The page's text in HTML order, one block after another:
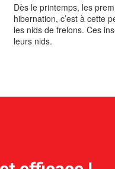
Dès le printemps, les
hibernation, c’est à cette
les nids de frelons. Ces
leurs nids.